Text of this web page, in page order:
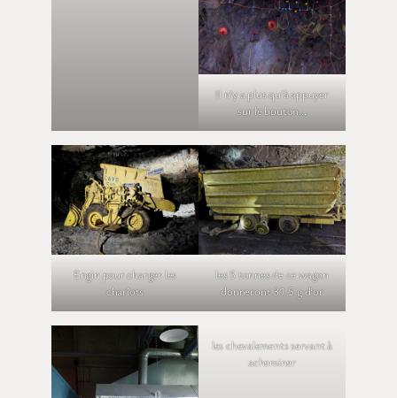
Il n’y a plus qu’à appuyer
sur le bouton…
Engin pour charger les
chariots
les 5 tonnes de ce wagon
donneront 31,5 g d’or